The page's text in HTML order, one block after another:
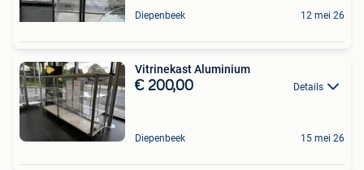
Diepenbeek 12 mei 26
Vitrinekast Aluminium
€ 200,00 Details
Diepenbeek 15 mei 26